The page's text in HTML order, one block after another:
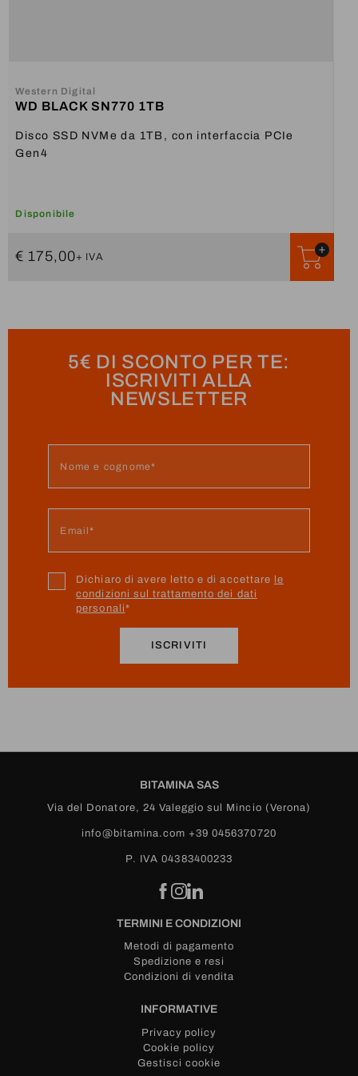
Dichiaro di avere letto e di accettarele
Western Digital
WD BLACK SN770 1TB
Disco SSD NVMe da 1TB, con interfaccia PCIe
Gen4
Disponibile
€ 175,00
5€ DI SCONTO PER TE:
ISCRIVITI ALLA
NEWSLETTER
Dichiaro di avere letto e di accettare le
condizioni sul trattamento dei dati
personali
ISCRIVITI
BITAMINA SAS
Via del Donatore, 24 Valeggio sul Mincio (Verona)
info@bitamina.com +39 0456370720
P. IVA 04383400233
TERMINI E CONDIZIONI
Metodi di pagamento
Spedizione e resi
Condizioni di vendita
INFORMATIVE
Privacy policy
Cookie policy
Gestisci cookie